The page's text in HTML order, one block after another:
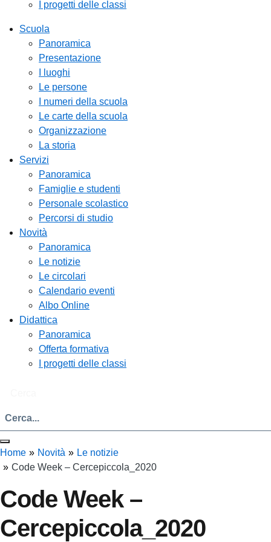
I progetti delle classi
Scuola
Panoramica
Presentazione
I luoghi
Le persone
I numeri della scuola
Le carte della scuola
Organizzazione
La storia
Servizi
Panoramica
Famiglie e studenti
Personale scolastico
Percorsi di studio
Novità
Panoramica
Le notizie
Le circolari
Calendario eventi
Albo Online
Didattica
Panoramica
Offerta formativa
I progetti delle classi
Home Novità
Le notizie
Code Week – Cercepiccola_2020
Code Week –
Cercepiccola_2020